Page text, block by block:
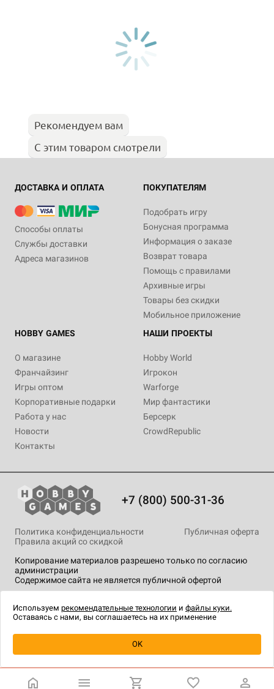
Уведомить о наличии
Рекомендуем вам
С этим товаром смотрели
ДОСТАВКА И ОПЛАТА
Способы оплаты
Службы доставки
Адреса магазинов
ПОКУПАТЕЛЯМ
Подобрать игру
Бонусная программа
Информация о заказе
Возврат товара
Помощь с правилами
Архивные игры
Товары без скидки
Мобильное приложение
HOBBY GAMES
О магазине
Франчайзинг
Игры оптом
Корпоративные подарки
Работа у нас
Новости
Контакты
НАШИ ПРОЕКТЫ
Hobby World
Игрокон
Warforge
Мир фантастики
Берсерк
CrowdRepublic
+7 (800) 500-31-36
Копирование материалов разрешено только по согласию
администрации
Содержимое сайта не является публичной офертой
Политика конфиденциальности
Публичная оферта
Правила акций со скидкой
технологии.
Используем рекомендательные технологии и файлы куки.
Оставаясь с нами, вы соглашаетесь на их применение
OK